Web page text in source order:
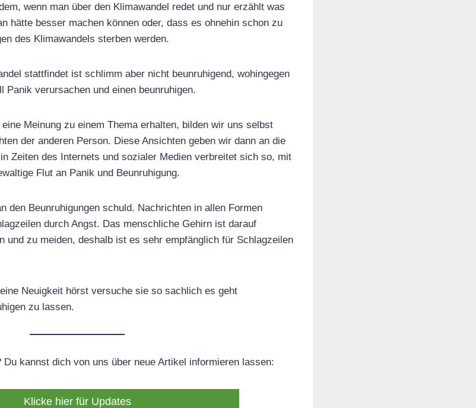
wenn man über den Klimawandel redet und nur erzählt was
hätte besser machen können oder, dass es ohnehin schon zu
des Klimawandels sterben werden.
stattfindet ist schlimm aber nicht beunruhigend, wohingegen
Panik verursachen und einen beunruhigen.
Meinung zu einem Thema erhalten, bilden wir uns selbst
der anderen Person. Diese Ansichten geben wir dann an die
Zeiten des Internets und sozialer Medien verbreitet sich so, mit
Flut an Panik und Beunruhigung.
den Beunruhigungen schuld. Nachrichten in allen Formen
durch Angst. Das menschliche Gehirn ist darauf
und zu meiden, deshalb ist es sehr empfänglich für Schlagzeilen
Neuigkeit hörst versuche sie so sachlich es geht
zu lassen.
kannst dich von uns über neue Artikel informieren lassen:
Klicke hier für Updates